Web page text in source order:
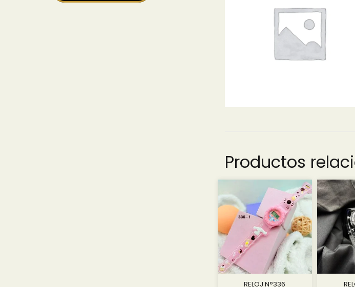
Productos
RELOJ N°336